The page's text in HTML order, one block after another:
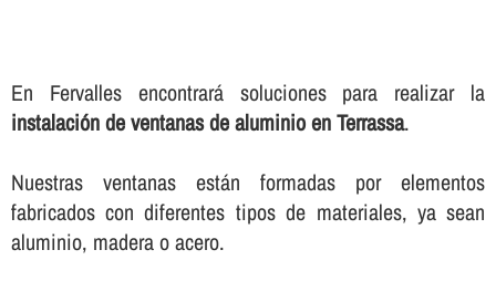
En Fervalles encontrará soluciones para realizar la
instalación de ventanas de aluminio en Terrassa.
Nuestras ventanas están formadas por elementos
fabricados con diferentes tipos de materiales, ya sean
aluminio, madera o acero.